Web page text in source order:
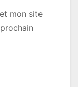
mon site